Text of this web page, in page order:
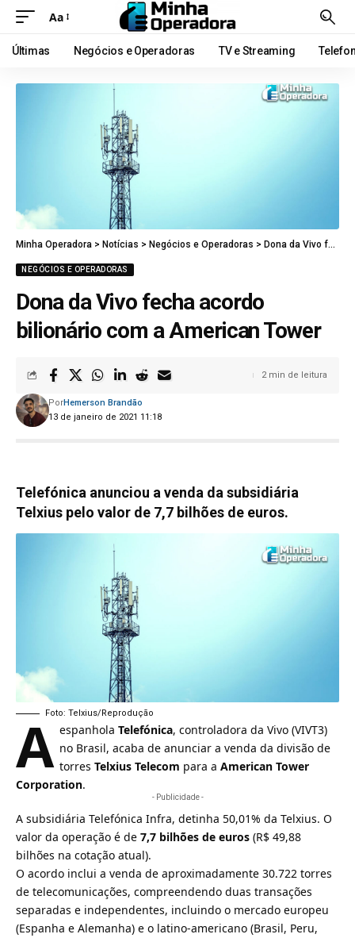
Aa
Últimas Negócios e Operadoras TV e Streaming
Minha Operadora > Notícias > Negócios e Operadoras > Dona da Vivo fecha acordo bilionário com a American Tower
NEGÓCIOS E OPERADORAS
Dona da Vivo fecha acordo
bilionário com a American Tower
13 de janeiro de 2021 11:18
PorHemerson Brandão
2 min de leitura
Telefónica anunciou a venda da subsidiária
Telxius pelo valor de 7,7 bilhões de euros.
Foto: Telxius/Reprodução
A espanhola Telefónica, controladora da Vivo (VIVT3)
no Brasil, acaba de anunciar a venda da divisão de
torres Telxius Telecom para a American Tower
Corporation.
- Publicidade -
A subsidiária Telefónica Infra, detinha 50,01% da Telxius. O
valor da operação é de 7,7 bilhões de euros (R$ 49,88
bilhões na cotação atual).
O acordo inclui a venda de aproximadamente 30.722 torres
de telecomunicações, compreendendo duas transações
separadas e independentes, incluindo o mercado europeu
(Espanha e Alemanha) e o latino-americano (Brasil, Peru,